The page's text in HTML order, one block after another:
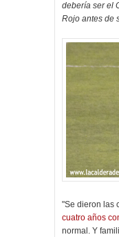
debería ser el
Rojo antes de
"Se dieron las
cuatro años
normal. Y